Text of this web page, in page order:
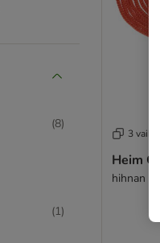
(8)
(1)
3
Heim
hihnan